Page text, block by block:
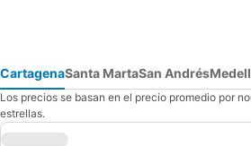
CartagenaSanta MartaSan Andrés
Los precios se basan en el precio promedio por
estrellas.